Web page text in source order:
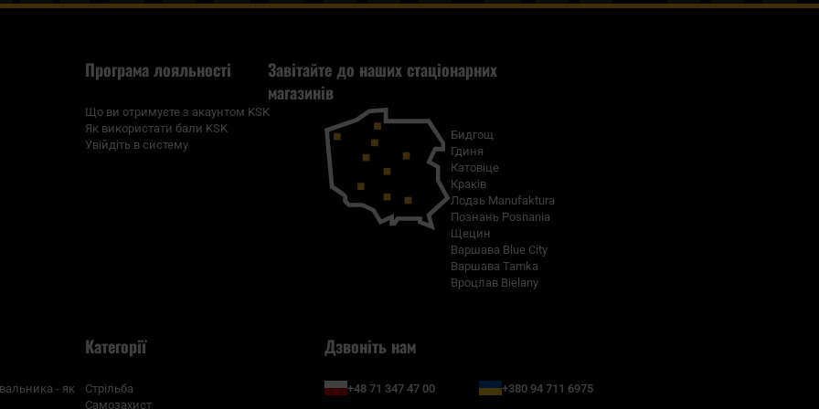
Програма лояльності
Що ви отримуєте з акаунтом KSK
Як використати бали KSK
Увійдіть в систему
Завітайте до наших стаціонарних
магазинів
Бидгощ
Гдиня
Катовіце
Краків
Лодзь Manufaktura
Познань Posnania
Щецин
Варшава Blue City
Варшава Tamka
Вроцлав Bielany
- як
Категорії
Стрільба
Самозахист
Дзвоніть нам
+48 71 347 47 00 +380 94 711 6975